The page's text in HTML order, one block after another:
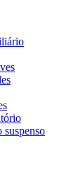
suspenso